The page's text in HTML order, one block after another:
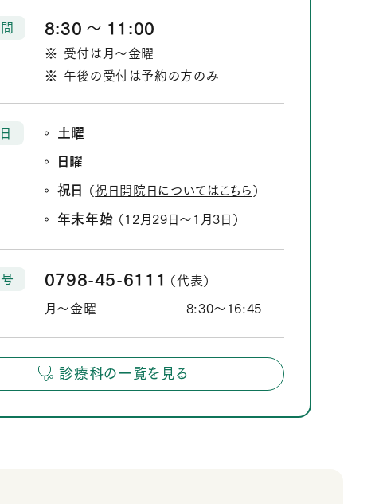
8:30
か
ら
11:00
受付は月～金曜
午後の受付は予約の方のみ
日 土曜
日曜
祝日 （祝日開院日についてはこちら ）
年末年始 （12月29日
1月3日）
0798 45 6111 （代表）
月～金曜
8:30
ら
16:45
診療科の一覧を見る